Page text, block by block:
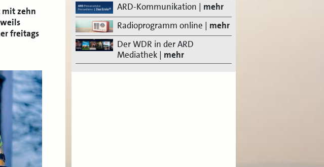
mit zehn
freitags
ARD-Kommunikation | mehr
Radioprogramm online | mehr
Der WDR in der ARD
Mediathek | mehr